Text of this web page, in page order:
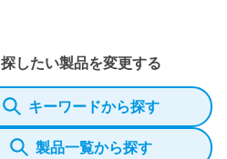
探したい製品を変更する
キーワードから探す
製品一覧から探す